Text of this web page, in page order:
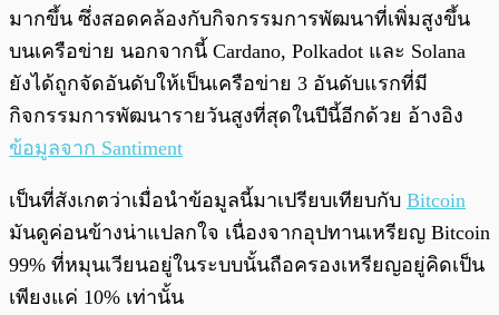
มากขึ้น ซึ่งสอดคล้องกับกิจกรรมการพัฒนาที่เพิ่มสูงขึ้น
บนเครือข่าย นอกจากนี้ Cardano, Polkadot และ Solana
ยังได้ถูกจัดอันดับให้เป็นเครือข่าย 3 อันดับแรกที่มี
กิจกรรมการพัฒนารายวันสูงที่สุดในปีนี้อีกด้วย อ้างอิง
ข้อมูลจาก Santiment
เป็นที่สังเกตว่าเมื่อนำข้อมูลนี้มาเปรียบเทียบกับ Bitcoin
มันดูค่อนข้างน่าแปลกใจ เนื่องจากอุปทานเหรียญ Bitcoin
99% ที่หมุนเวียนอยู่ในระบบนั้นถือครองเหรียญอยู่คิดเป็น
เพียงแค่ 10% เท่านั้น